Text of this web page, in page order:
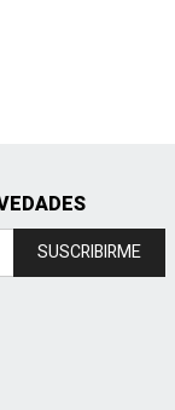
SUSCRIBIRME